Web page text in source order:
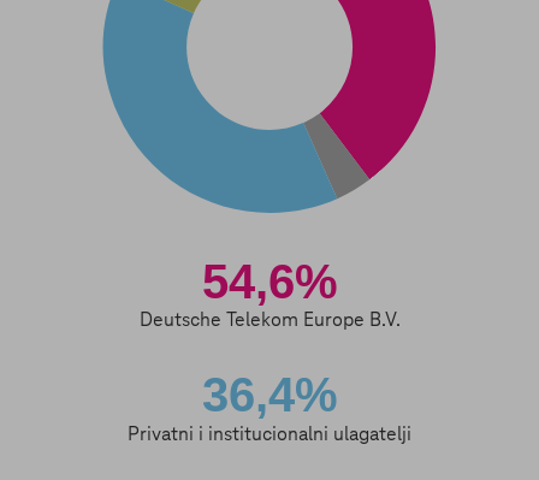
54,6%
Deutsche Telekom Europe B.V.
36,4%
Privatni i institucionalni ulagatelji